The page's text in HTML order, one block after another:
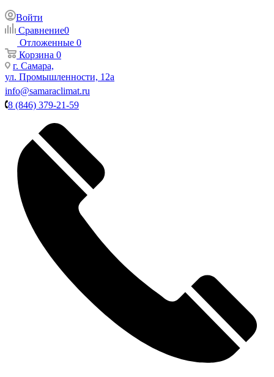
Войти
Сравнение0
Отложенные 0
Корзина 0
г. Самара,
ул. Промышленности, 12а
info@samaraclimat.ru
8 (846) 379-21-59